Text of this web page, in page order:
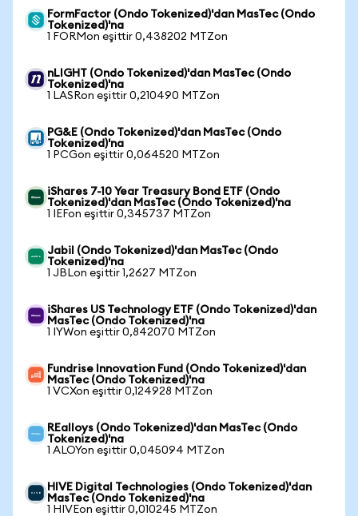
FormFactor (Ondo Tokenized)'dan MasTec (Ondo
Tokenized)'na
1 FORMon eşittir 0,438202 MTZon
nLIGHT (Ondo Tokenized)'dan MasTec (Ondo
Tokenized)'na
1 LASRon eşittir 0,210490 MTZon
PG&E (Ondo Tokenized)'dan MasTec (Ondo
Tokenized)'na
1 PCGon eşittir 0,064520 MTZon
iShares 7-10 Year Treasury Bond ETF (Ondo
Tokenized)'dan MasTec (Ondo Tokenized)'na
1 IEFon eşittir 0,345737 MTZon
Jabil (Ondo Tokenized)'dan MasTec (Ondo
Tokenized)'na
1 JBLon eşittir 1,2627 MTZon
iShares US Technology ETF (Ondo Tokenized)'dan
MasTec (Ondo Tokenized)'na
1 IYWon eşittir 0,842070 MTZon
Fundrise Innovation Fund (Ondo Tokenized)'dan
MasTec (Ondo Tokenized)'na
1 VCXon eşittir 0,124928 MTZon
REalloys (Ondo Tokenized)'dan MasTec (Ondo
Tokenized)'na
1 ALOYon eşittir 0,045094 MTZon
HIVE Digital Technologies (Ondo Tokenized)'dan
MasTec (Ondo Tokenized)'na
1 HIVEon eşittir 0,010245 MTZon